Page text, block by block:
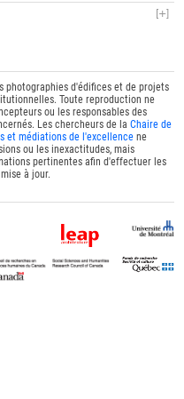
photographies d'édifices et de projets
Toute reproduction ne
ou les responsables des
Les chercheurs de laChaire de
et médiations de l'excellence ne
ou les inexactitudes, mais
pertinentes afin d'effectuer les
à jour.